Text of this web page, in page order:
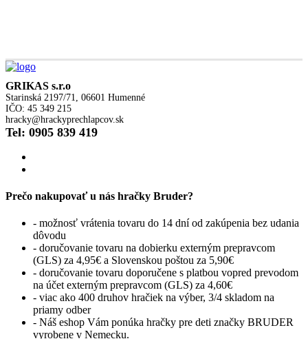
GRIKAS s.r.o
Starinská 2197/71, 06601 Humenné
IČO: 45 349 215
hracky@hrackyprechlapcov.sk
Tel: 0905 839 419
Prečo nakupovať u nás hračky Bruder?
- možnosť vrátenia tovaru do 14 dní od zakúpenia bez udania
dôvodu
- doručovanie tovaru na dobierku externým prepravcom
(GLS) za 4,95€ a Slovenskou poštou za 5,90€
- doručovanie tovaru doporučene s platbou vopred prevodom
na účet externým prepravcom (GLS) za 4,60€
- viac ako 400 druhov hračiek na výber, 3/4 skladom na
priamy odber
- Náš eshop Vám ponúka hračky pre deti značky BRUDER
vyrobene v Nemecku.